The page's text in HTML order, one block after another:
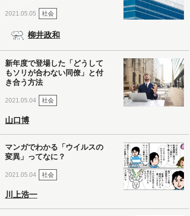
2021.05.05 社会
柳井政和
新年度で登場した「どうして
もソリが合わない同僚」と付
き合う方法
2021.05.04 社会
山口博
マンガでわかる「ウイルスの
変異」ってなに？
2021.05.04 社会
川上浩一